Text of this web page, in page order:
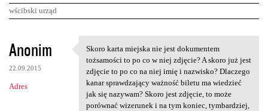
wścibski urząd
K
o
m
e
Anonim
22.09.2015
Adres
Skoro karta miejska nie jest
Skoro karta miejska nie jest dokumentem
tożsamości to po co w niej zdjęcie? A skoro już jest
zdjęcie to po co na niej imię i nazwisko? Dlaczego
kanar sprawdzający ważność biletu ma wiedzieć
jak się nazywam? Skoro jest zdjęcie, to może
porównać wizerunek i na tym koniec, tymbardziej,